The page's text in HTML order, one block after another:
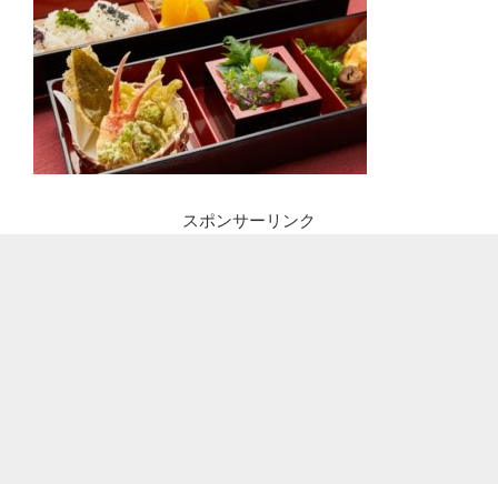
スポンサーリンク